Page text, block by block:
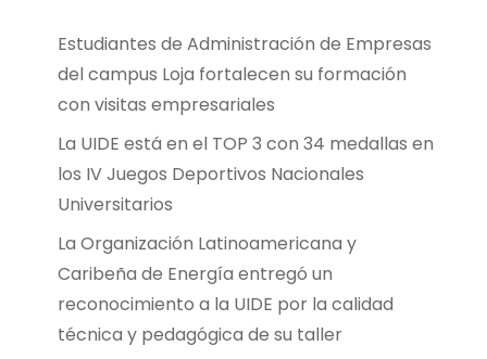
Estudiantes de Administración de Empresas
del campus Loja fortalecen su formación
con visitas empresariales
La UIDE está en el TOP 3 con 34 medallas en
los IV Juegos Deportivos Nacionales
Universitarios
La Organización Latinoamericana y
Caribeña de Energía entregó un
reconocimiento a la UIDE por la calidad
técnica y pedagógica de su taller